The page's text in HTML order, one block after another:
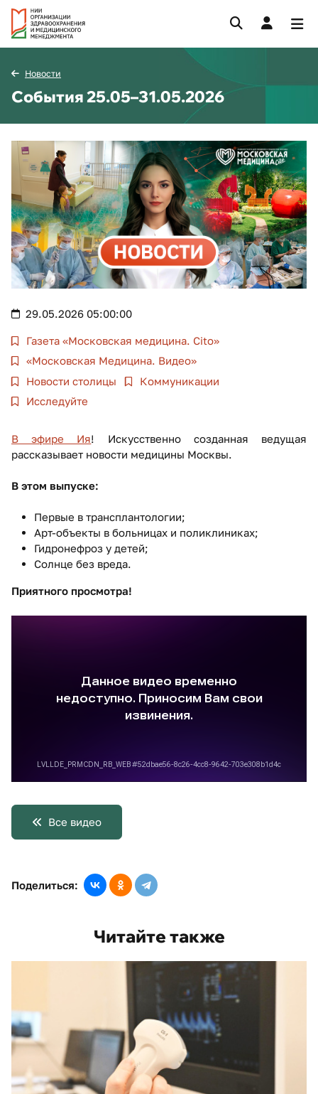
Новости
События 25.05–31.05.2026
29.05.2026 05:00:00
Газета «Московская медицина. Cito»
«Московская Медицина. Видео»
Новости столицы
Коммуникации
Исследуйте
В эфире Ия! Искусственно созданная ведущая
рассказывает новости медицины Москвы.
В этом выпуске:
Первые в трансплантологии;
Арт-объекты в больницах и поликлиниках;
Гидронефроз у детей;
Солнце без вреда.
Приятного просмотра!
Все видео
Поделиться:
Читайте также